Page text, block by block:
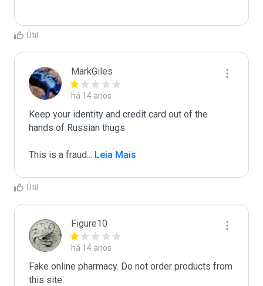
Útil
MarkGiles
há 14 anos
Keep your identity and credit card out of the
hands of Russian thugs
This is a fraud... Leia Mais
Útil
Figure10
há 14 anos
Fake online pharmacy. Do not order products from
this site.